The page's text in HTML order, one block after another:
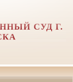
СУД Г.